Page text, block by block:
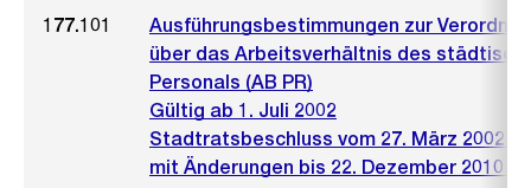
177.101
Ausführungsbestimmungen zur
über das Arbeitsverhältnis des
Personals (AB PR)
Gültig ab 1. Juli 2002
Stadtratsbeschluss vom 27. März 2002
mit Änderungen bis 22. Dezember 2010